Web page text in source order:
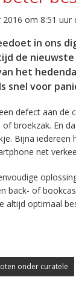
2016 om 8:51 uur
in ons
de
het
snel voor
defect aan de
broekzak. En
Bijna
net
back- of
altijd optimaal
onder curatele